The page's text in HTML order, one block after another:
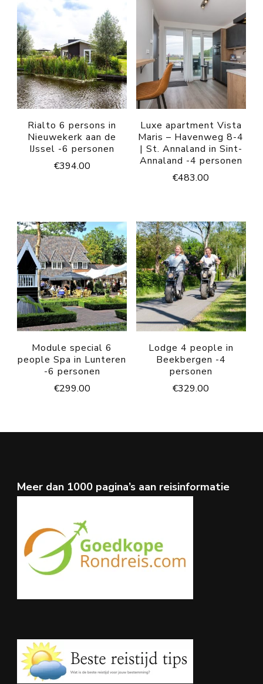
Rialto 6 persons in
Nieuwekerk aan de
IJssel -6 personen
€394.00
Luxe apartment Vista
Maris – Havenweg 8-4
| St. Annaland in Sint-
Annaland -4 personen
€483.00
Module special 6
people Spa in Lunteren
-6 personen
€299.00
Lodge 4 people in
Beekbergen -4
personen
€329.00
Meer dan 1000 pagina’s aan reisinformatie